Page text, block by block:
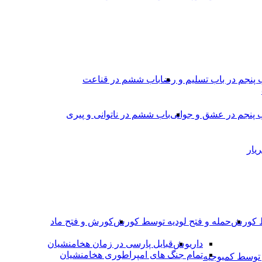
پنجم در باب تسلیم و رضاباب ششم در قناعت
پنجم در عشق و جوانىباب ششم در ناتوانى و پیرى
کورشحمله و فتح لودیه توسط کورشکورش و فتح ماد
کمبوجیه
داریوشقبایل پارسی در زمان هخامنشیان
تمام جنگ های امپراطوری هخامنشیان